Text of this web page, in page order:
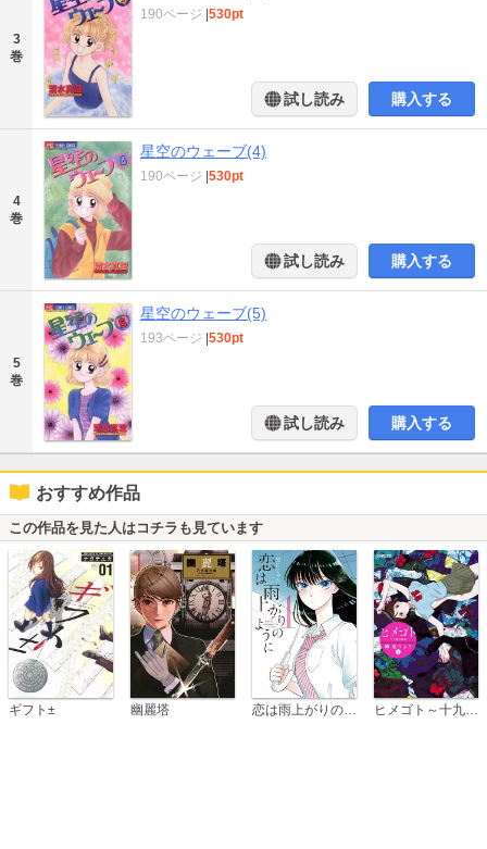
3
巻
190ページ 530pt
試し読み 購入する
4
巻
星空のウェーブ(4)
190ページ 530pt
試し読み 購入する
5
巻
星空のウェーブ(5)
193ページ 530pt
試し読み 購入する
おすすめ作品
この作品を見た人はコチラも見ています
ギフト± 幽麗塔 恋は雨上がりのように ヒメゴト～十九歳の制服～